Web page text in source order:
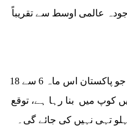
عالمی اوسط سے تقریباً
لہذا، ''آب و ہوا کا انصاف'' وہی ہے جو پاکستان اس ماہ 6 سے 18
میں منعقد ہونے والے 27 ویں کوپ میں بنا رہا ہے، توقع
تہی نہیں کی جائے گی۔